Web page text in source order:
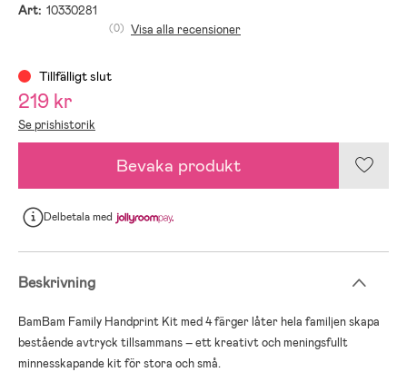
Art: 10330281
(0) Visa alla recensioner
Tillfälligt slut
219 kr
Se prishistorik
Bevaka produkt
Delbetalamed
Beskrivning
BamBam Family Handprint Kit med 4 färger låter hela familjen skapa
bestående avtryck tillsammans – ett kreativt och meningsfullt
minnesskapande kit för stora och små.